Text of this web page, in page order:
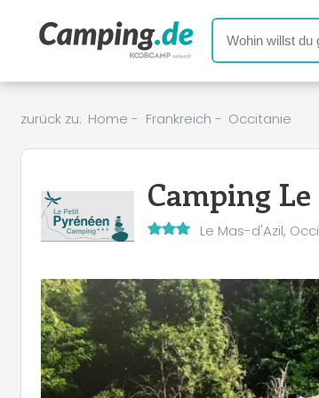
zurück zu: Home - Frankreich - Occitanie
Camping
Le Mas-d'Azil,